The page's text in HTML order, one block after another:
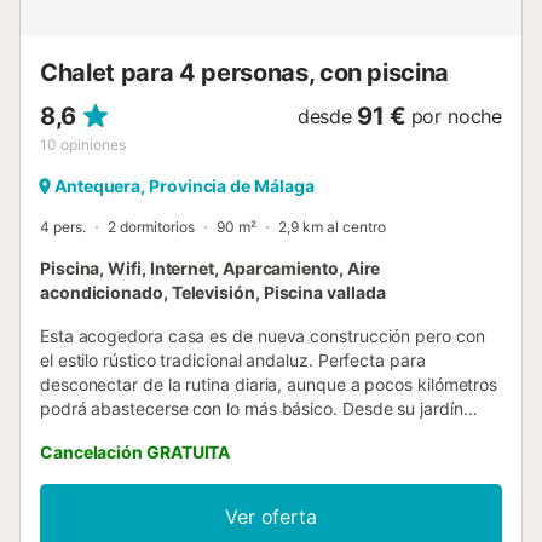
uno de ellos Smart TV. También dispone de wifi, sistema
de se...
Chalet para 4 personas, con piscina
8,6
10 opiniones
desde 91 € por noche
Antequera, Provincia de Málaga
4 pers. 2 dormitorios 90 m² 2,9 km al centro
Piscina, Wifi, Internet, Aparcamiento, Aire
acondicionado, Televisión, Piscina vallada
Esta acogedora casa es de nueva construcción pero con
el estilo rústico tradicional andaluz. Perfecta para
desconectar de la rutina diaria, aunque a pocos kilómetros
podrá abastecerse con lo más básico. Desde su jardín
Torcal de Antequera. Dormir una buena siesta en la
hamaca después de probar la comida típica de la zona en
una de sus Vegas. Y disfrutar de una bonita velada a la
sombra del olivo. Cuenta con dos dormitorios. De ellos, uno
Cancelación GRATUITA
Ver oferta